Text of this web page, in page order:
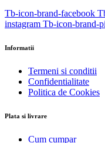
Tb-icon-brand-facebook
instagram Tb-icon-brand-
Informatii
Termeni si conditii
Confidentialitate
Politica de Cookies
Plata si livrare
Cum cumpar